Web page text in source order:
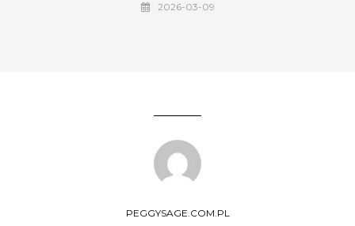
2026-03-09
PEGGYSAGE.COM.PL